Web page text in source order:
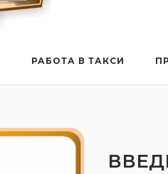
РАБОТА В ТАКСИ